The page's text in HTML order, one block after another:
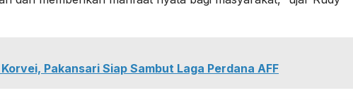
Pakansari Siap Sambut Laga Perdana AFF